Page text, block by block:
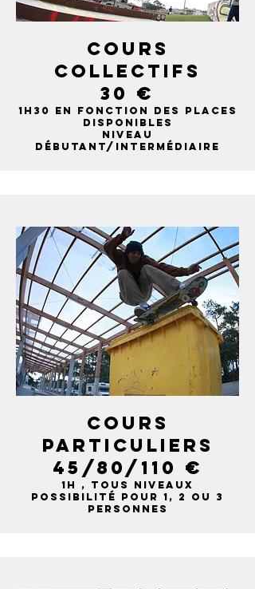
COURS
COLLECTIFS
30 €
1H30 en fonction des places
disponibles
niveau
débutant/intermédiaire
COURS
PARTICULIERs
45/80/110 €
1H , tous niveaux
POSSIBILITÉ POUR 1, 2 OU 3
PERSONNES